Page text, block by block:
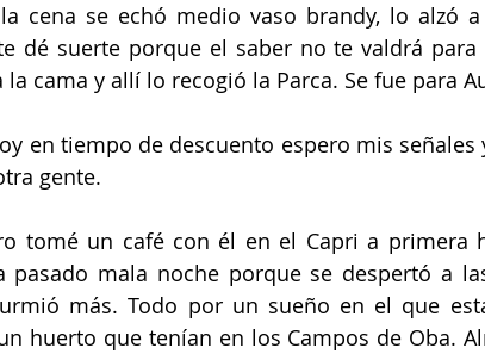
cena se echó medio vaso brandy, lo alzó
dé suerte porque el saber no te valdrá para
cama y allí lo recogió la Parca. Se fue para
en tiempo de descuento espero mis señales
gente.
tomé un café con él en el Capri a primera
mala noche porque se despertó a
más. Todo por un sueño en el que
huerto que tenían en los Campos de Oba.